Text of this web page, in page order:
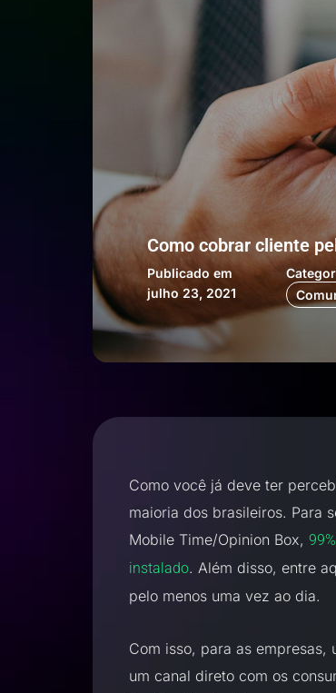
Como cobrar cliente
Publicado em
julho 23, 2021
Como você já deve ter
maioria dos brasileiros. Para
Mobile Time/Opinion Box,
instalado. Além disso, entre
pelo menos uma vez ao dia.
Com isso, para as
um canal direto com os